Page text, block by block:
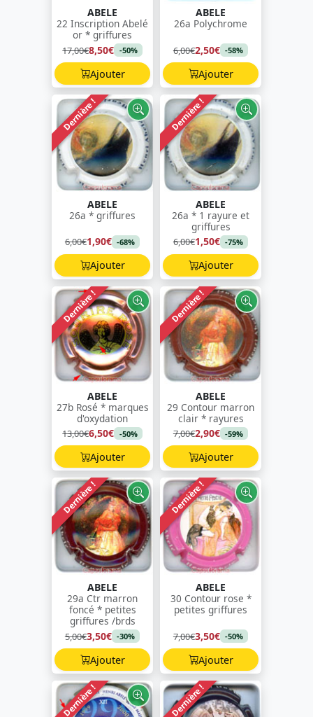
ABELE
22 Inscription Abelé
or * griffures
17,00€8,50€ -50%
Ajouter
ABELE
26a Polychrome
6,00€2,50€ -58%
Ajouter
Dernière !
ABELE
26a * griffures
6,00€1,90€ -68%
Ajouter
Dernière !
ABELE
26a * 1 rayure et
griffures
6,00€1,50€ -75%
Ajouter
Dernière !
ABELE
27b Rosé * marques
d'oxydation
13,00€6,50€ -50%
Ajouter
Dernière !
ABELE
29 Contour marron
clair * rayures
7,00€2,90€ -59%
Ajouter
Dernière !
ABELE
29a Ctr marron
foncé * petites
griffures /brds
5,00€3,50€ -30%
Ajouter
Dernière !
ABELE
30 Contour rose *
petites griffures
7,00€3,50€ -50%
Ajouter
Dernière ! Dernière !